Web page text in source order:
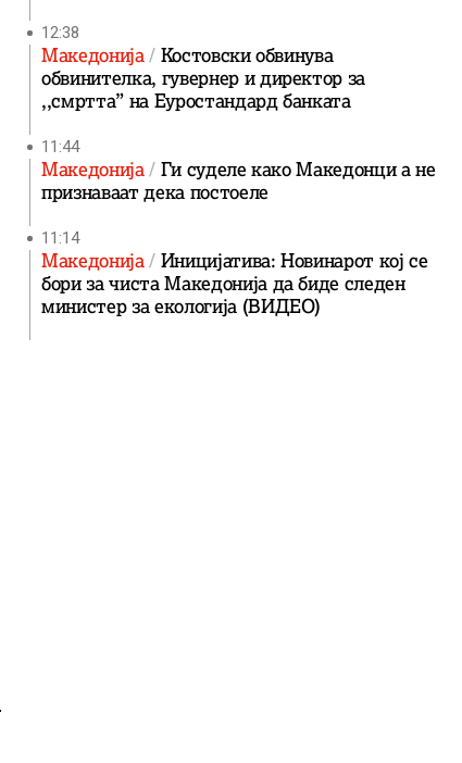
12:38
Македонија Костовски обвинува
обвинителка, гувернер и директор за
,,смртта” на Еуростандард банката
11:44
Македонија Ги суделе како Македонци а не
признаваат дека постоеле
11:14
Македонија Иницијатива: Новинарот кој се
бори за чиста Македонија да биде следен
министер за екологија (ВИДЕО)